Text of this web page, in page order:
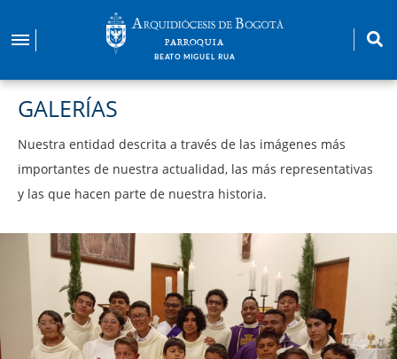
contenido
PARROQUIA
BEATO MIGUEL RUA
GALERÍAS
Nuestra entidad descrita a través de las imágenes más
importantes de nuestra actualidad, las más representativas
y las que hacen parte de nuestra historia.